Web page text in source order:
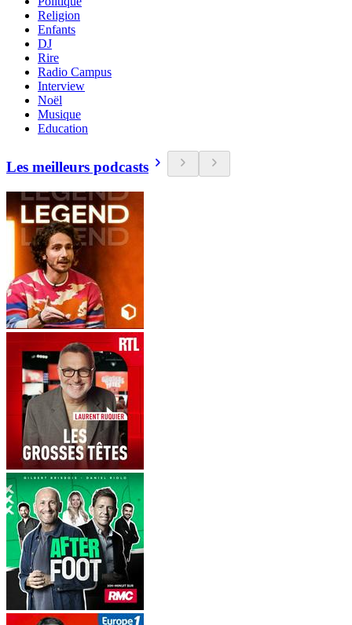
Religion
Enfants
DJ
Rire
Radio Campus
Interview
Noël
Musique
Education
Les meilleurs podcasts